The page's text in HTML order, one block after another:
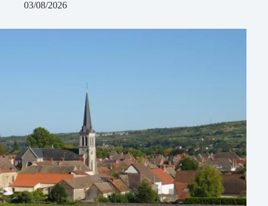
03/08/2026